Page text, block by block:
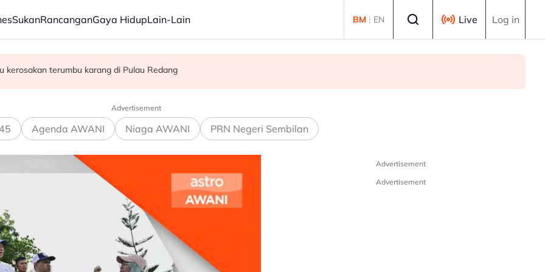
SukanRancanganGaya HidupLain-Lain BM | EN Live Log in
perkasa agenda rakyat
kerosakan terumbu karang di Pulau Redang
sokong PM - Fahmi
Advertisement
Agenda AWANI Niaga AWANI PRN Negeri Sembilan
Advertisement
Advertisement